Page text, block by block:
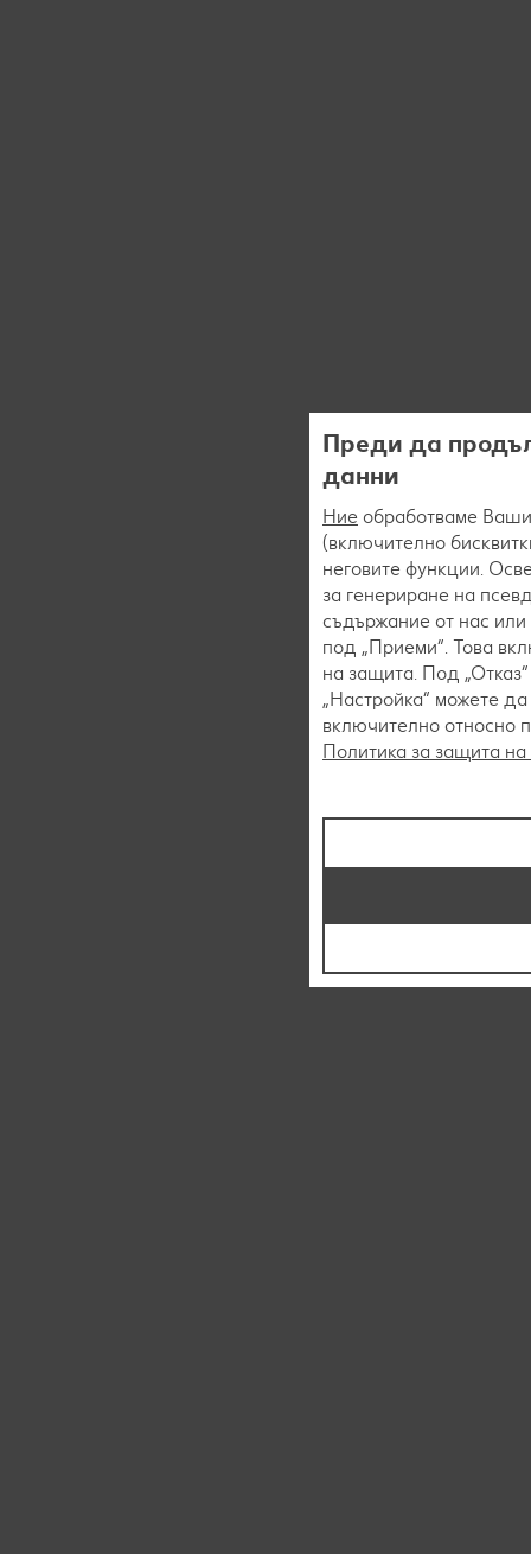
Преди да
данни
Ние обработваме
(включително
неговите функции.
за генериране на
съдържание от нас или
под „Приеми“. Това
на защита. Под
„Настройка“ можете
включително относно
Политика за защита